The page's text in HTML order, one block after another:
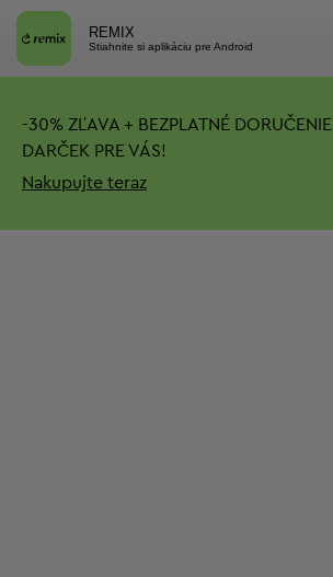
REMIX
Stiahnite si aplikáciu pre Android
-30% ZĽAVA + BEZPLATNÉ DORUČENIE
DARČEK PRE VÁS!
Nakupujte teraz